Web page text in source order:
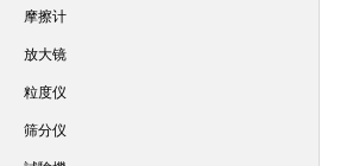
摩擦计
放大镜
粒度仪
筛分仪